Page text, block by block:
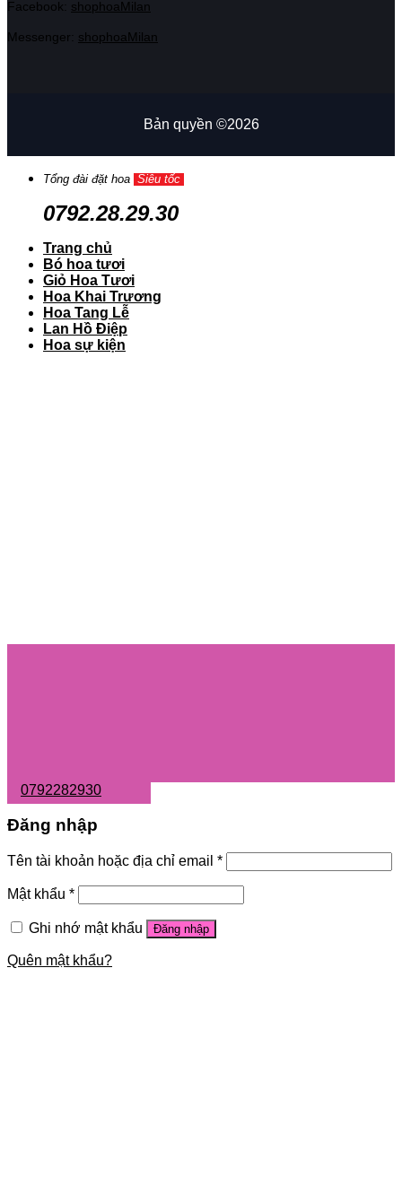
Facebook: shophoaMilan
Messenger: shophoaMilan
Bản quyền ©2026
Tổng đài đặt hoa Siêu tốc
0792.28.29.30
Trang chủ
Bó hoa tươi
Giỏ Hoa Tươi
Hoa Khai Trương
Hoa Tang Lễ
Lan Hồ Điệp
Hoa sự kiện
0792282930
Đăng nhập
Tên tài khoản hoặc địa chỉ email *
Mật khẩu *
Ghi nhớ mật khẩu Đăng nhập
Quên mật khẩu?